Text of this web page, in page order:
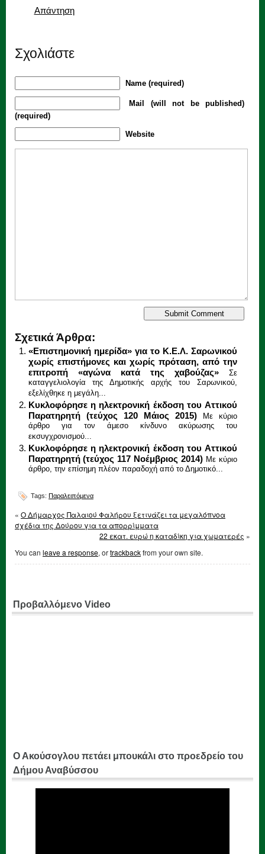
Απάντηση
Σχολιάστε
Name (required)
Mail (will not be published)
(required)
Website
Σχετικά Άρθρα:
«Επιστημονική ημερίδα» για το Κ.Ε.Λ. Σαρωνικού
χωρίς επιστήμονες και χωρίς πρόταση, από την
επιτροπή «αγώνα κατά της χαβούζας»
Σε
καταγγελιολογία της Δημοτικής αρχής του Σαρωνικού,
εξελίχθηκε η μεγάλη...
Κυκλοφόρησε η ηλεκτρονική έκδοση του Αττικού
Παρατηρητή (τεύχος 120 Μάιος 2015)
Με κύριο
άρθρο για τον άμεσο κίνδυνο ακύρωσης του
εκσυγχρονισμού...
Κυκλοφόρησε η ηλεκτρονική έκδοση του Αττικού
Παρατηρητή (τεύχος 117 Νοέμβριος 2014) Με κύριο
άρθρο, την επίσημη πλέον παραδοχή από το Δημοτικό...
Tags: Παραλειπόμενα
« Ο Δήμαρχος Παλαιού Φαλήρου ξετινάζει τα μεγαλόπνοα
σχέδια της Δούρου για τα απορρίμματα
22 εκατ. ευρώ η καταδίκη για χωματερές »
You can leave a response, ortrackbackfrom your own site.
Προβαλλόμενο Video
Ο Ακούσογλου πετάει μπουκάλι στο προεδρείο του
Δήμου Αναβύσσου